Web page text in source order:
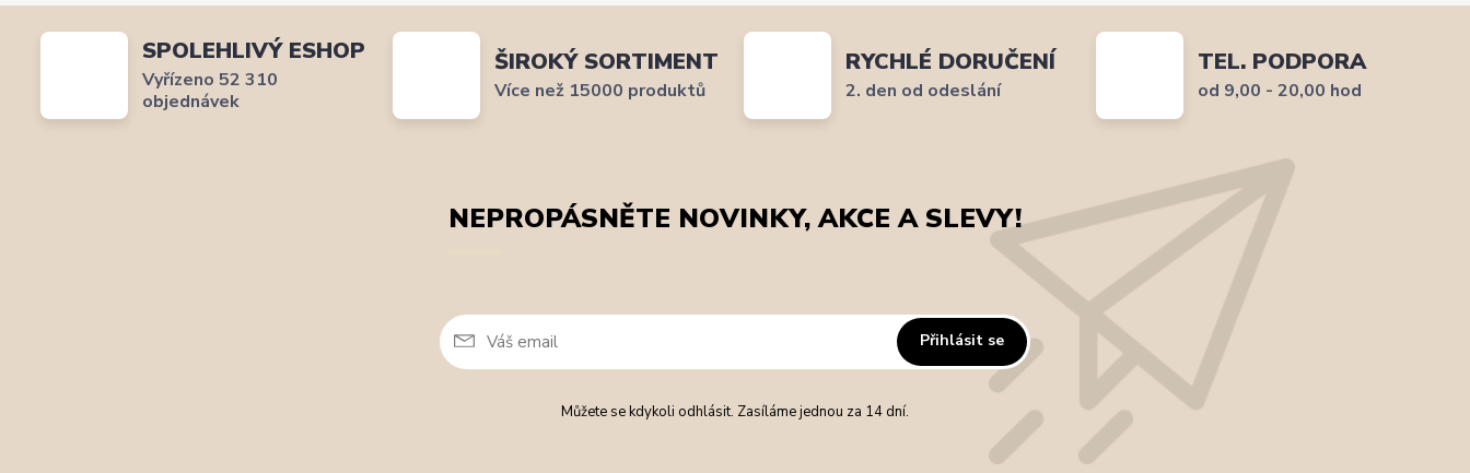
SPOLEHLIVÝ ESHOP
Vyřízeno 52 310
objednávek
ŠIROKÝ SORTIMENT
Více než 15000 produktů
RYCHLÉ DORUČENÍ
2. den od odeslání
TEL. PODPORA
od 9,00 - 20,00 hod
NEPROPÁSNĚTE NOVINKY, AKCE A SLEVY!
Přihlásit se
Můžete se kdykoli odhlásit. Zasíláme jednou za 14 dní.